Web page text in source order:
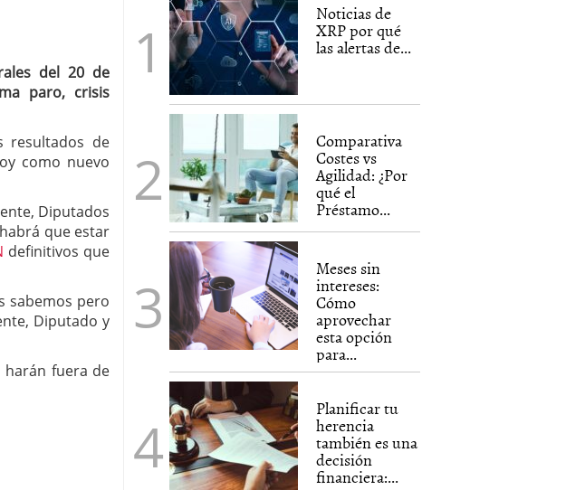
privado
anticiparte
del 20 de
paro, crisis
resultados de
como nuevo
Diputados
que estar
definitivos que
sabemos pero
Diputado y
fuera de
Noticias de
XRP por qué
las alertas de...
Comparativa
Costes vs
Agilidad: ¿Por
qué el
Préstamo...
Meses sin
intereses:
Cómo
aprovechar
esta opción
para...
Planificar tu
herencia
también es una
decisión
financiera:...